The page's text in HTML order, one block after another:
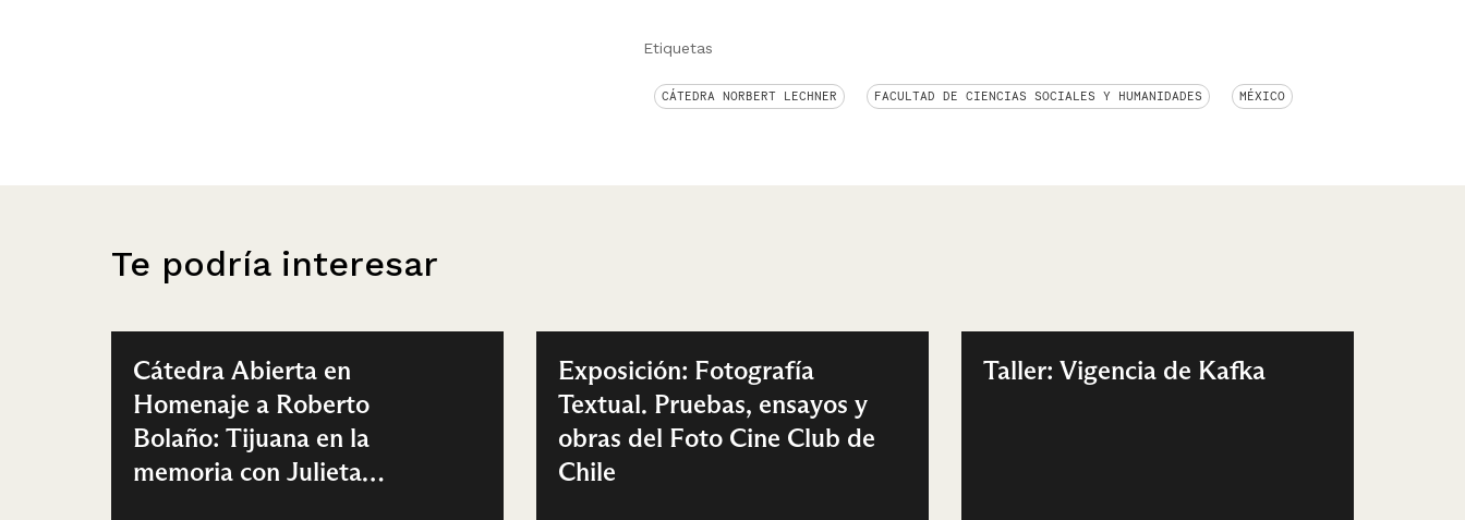
Etiquetas
CÁTEDRA NORBERT LECHNER FACULTAD DE CIENCIAS SOCIALES Y HUMANIDADES MÉXICO
Te podría interesar
Cátedra Abierta en
Homenaje a Roberto
Bolaño: Tijuana en la
memoria con Julieta
Exposición: Fotografía
Textual. Pruebas, ensayos y
obras del Foto Cine Club de
Chile
Taller: Vigencia de Kafka